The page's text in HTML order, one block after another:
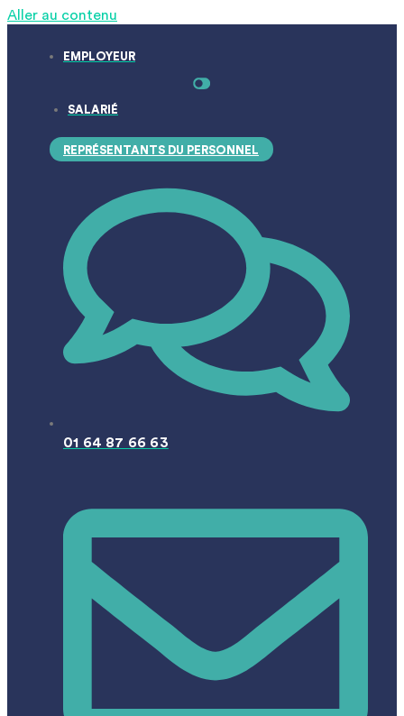
Aller au contenu
EMPLOYEUR
SALARIÉ
REPRÉSENTANTS DU PERSONNEL
01 64 87 66 63